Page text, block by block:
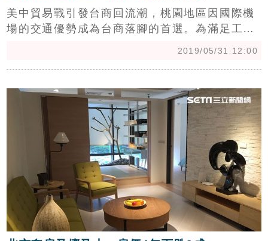
美中貿易戰引發台商回流潮，桃園地區因國際機
場的交通優勢成為台商落腳的首選。為滿足工業
展，在中華郵政物流園區、樂善科技園區的陸續
動工後，再添房市利多。看準A7新林口各項條件
已到位，鴻承建設在滯洪池公園前推出永久棟距
的捷運水岸生活宅「根津苑」
2019/05/31 12:00